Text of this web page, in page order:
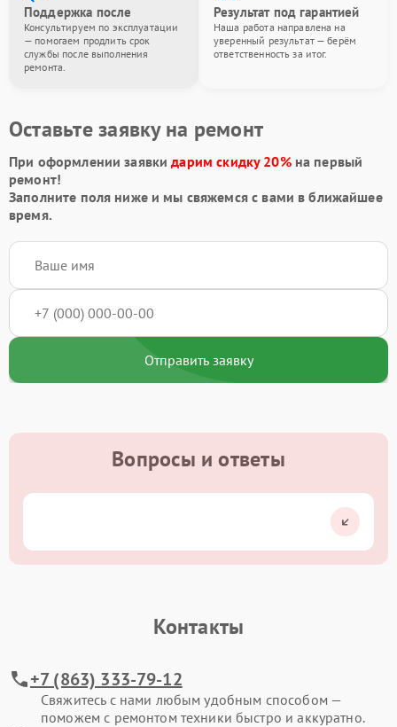
Поддержка после
Консультируем по эксплуатации
— помогаем продлить срок
службы после выполнения
ремонта.
Результат под гарантией
Наша работа направлена на
уверенный результат — берём
ответственность за итог.
Оставьте заявку на ремонт
При оформлении заявкидарим скидку 20%на первый
ремонт!
Заполните поля ниже и мы свяжемся с вами в ближайшее
время.
Отправить заявку
Вопросы и ответы
Контакты
+7 (863) 333-79-12
Свяжитесь с нами любым удобным способом —
поможем с ремонтом техники быстро и аккуратно.